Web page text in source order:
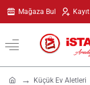
Mağaza Bul Kayıt
Küçük Ev Aletleri